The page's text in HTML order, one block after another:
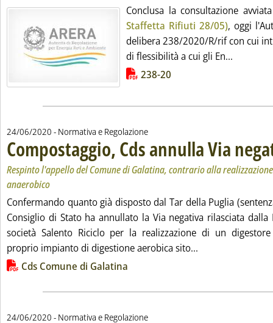
Conclusa la consultazione
Staffetta Rifiuti 28/05), oggi
delibera 238/2020/R/rif con cui
di flessibilità a cui gli En...
Lista allegati PDF alla notizia
238-20
24/06/2020 - Normativa e Regolazione
Compostaggio, Cds annulla Via
Respinto l'appello del Comune di Galatina, contrario alla
anaerobico
Confermando quanto già disposto dal Tar della Puglia
Consiglio di Stato ha annullato la Via negativa rilasciata dalla
società Salento Riciclo per la realizzazione di un
proprio impianto di digestione aerobica sito...
Lista allegati PDF alla notizia
Cds Comune di Galatina
24/06/2020 - Normativa e Regolazione